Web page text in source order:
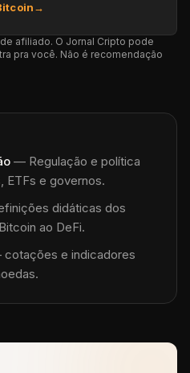
→
afiliado. O Jornal Cripto pode
pra você. Não é recomendação
— Regulação e política
ETFs e governos.
didáticas dos
ao DeFi.
e indicadores